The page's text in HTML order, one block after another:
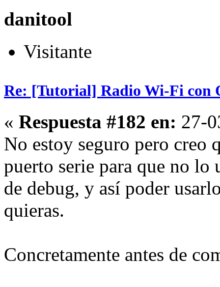
danitool
Visitante
Re: [Tutorial] Radio Wi-Fi con
« Respuesta #182 en: 27-
No estoy seguro pero creo
puerto serie para que no lo
de debug, y así poder
quieras.
Concretamente antes de